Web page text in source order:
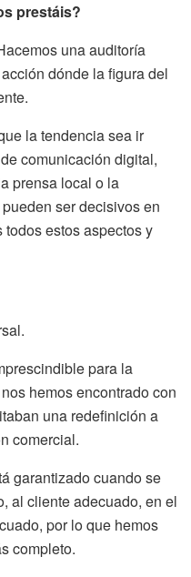
prestáis?
una auditoría
dónde la figura del
la tendencia sea ir
comunicación digital,
prensa local o la
ser decisivos en
estos aspectos y
para la
hemos encontrado con
una redefinición a
comercial.
garantizado cuando se
al cliente adecuado, en el
por lo que hemos
completo.